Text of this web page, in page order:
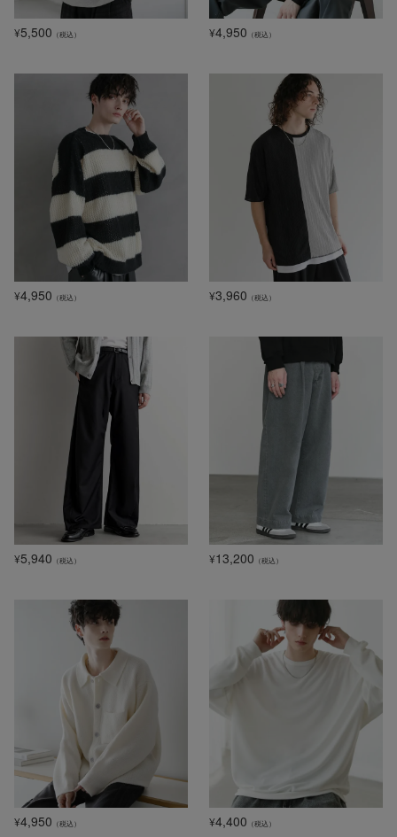
¥5,500 （税込） ¥4,950 （税込）
¥4,950 （税込） ¥3,960 （税込）
¥5,940 （税込） ¥13,200 （税込）
¥4,950 （税込） ¥4,400 （税込）